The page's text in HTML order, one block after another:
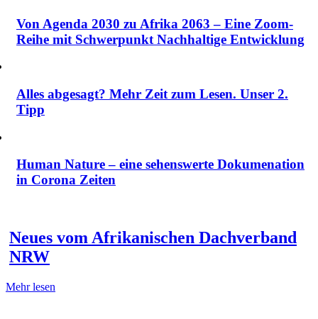
Von Agenda 2030 zu Afrika 2063 – Eine Zoom-
Reihe mit Schwerpunkt Nachhaltige Entwicklung
Alles abgesagt? Mehr Zeit zum Lesen. Unser 2.
Tipp
Human Nature – eine sehenswerte Dokumenation
in Corona Zeiten
Neues vom Afrikanischen Dachverband
NRW
Mehr lesen